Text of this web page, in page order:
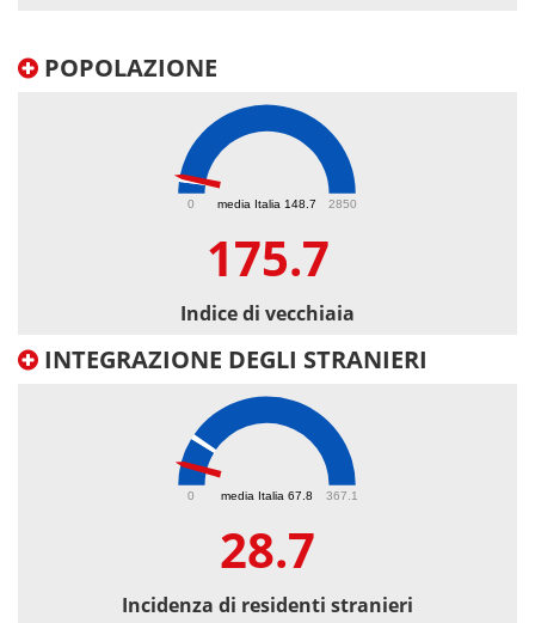
POPOLAZIONE
media Italia 148.7
0 2850
175.7
Indice di vecchiaia
INTEGRAZIONE DEGLI STRANIERI
media Italia 67.8
0 367.1
28.7
Incidenza di residenti stranieri